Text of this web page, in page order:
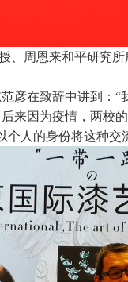
、周恩来和平研究
彦在致辞中讲到：
来因为疫情，两校
个人的身份将这种交